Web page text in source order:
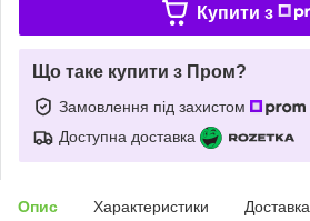
Купити з
Що таке купити з Пром?
Замовлення під захистом
Доступна доставка
Опис Характеристики Доставка